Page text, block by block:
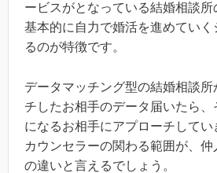
ービスがとなっている結婚相談所
基本的に自力で婚活を進めてい
るのが特徴です。
データマッチング型の結婚相談
チしたお相手のデータ届いたら
になるお相手にアプローチして
カウンセラーの関わる範囲が、
の違いと言えるでしょう。